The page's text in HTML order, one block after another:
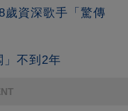
歲資深歌手「驚傳
」不到2年